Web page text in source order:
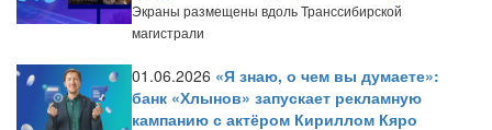
Экраны размещены вдоль Транссибирской
магистрали
01.06.2026 «Я знаю, о чем вы думаете»:
банк «Хлынов» запускает рекламную
кампанию с актёром Кириллом Кяро